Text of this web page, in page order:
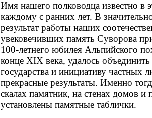
Имя нашего полководца известно в
каждому с ранних лет. В
результат работы наших
увековечивших память Суворова
100-летнего юбилея Альпийского
конце XIX века, удалось
государства и инициативу частных
прекрасные результаты. Именно
скалах памятник, на стенах домов и
установлены памятные таблички.